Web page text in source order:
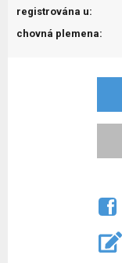
registrována u:
chovná plemena: